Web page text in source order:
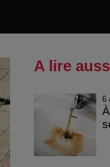
A lire
6